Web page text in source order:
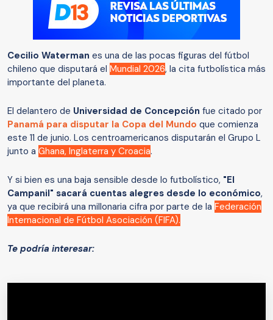
Cecilio Waterman es una de las pocas figuras del fútbol
chileno que disputará el Mundial 2026, la cita futbolística más
importante del planeta.
El delantero de Universidad de Concepción fue citado por
Panamá para disputar la Copa del Mundo que comienza
este 11 de junio. Los centroamericanos disputarán el Grupo L
junto a Ghana, Inglaterra y Croacia.
Y si bien es una baja sensible desde lo futbolístico, "El
Campanil" sacará cuentas alegres desde lo económico,
ya que recibirá una millonaria cifra por parte de la Federación
Internacional de Fútbol Asociación (FIFA).
Te podría interesar: